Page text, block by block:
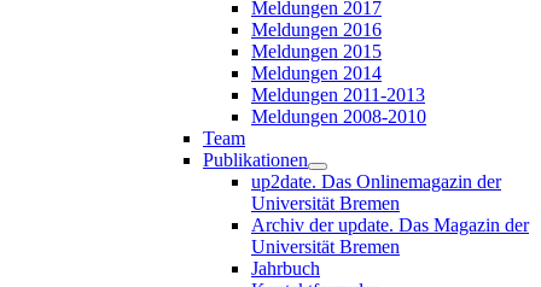
Meldungen 2017
Meldungen 2016
Meldungen 2015
Meldungen 2014
Meldungen 2011-2013
Meldungen 2008-2010
Team
Publikationen
up2date. Das Onlinemagazin der
Universität Bremen
Archiv der update. Das Magazin der
Universität Bremen
Jahrbuch